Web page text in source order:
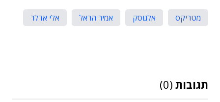
מטריקס אלגוסק אמיר הראל אלי אדלר
תגובות (0)